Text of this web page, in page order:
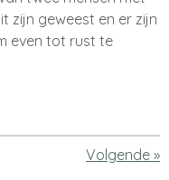
zijn geweest en er zijn
even tot rust te
Volgende »